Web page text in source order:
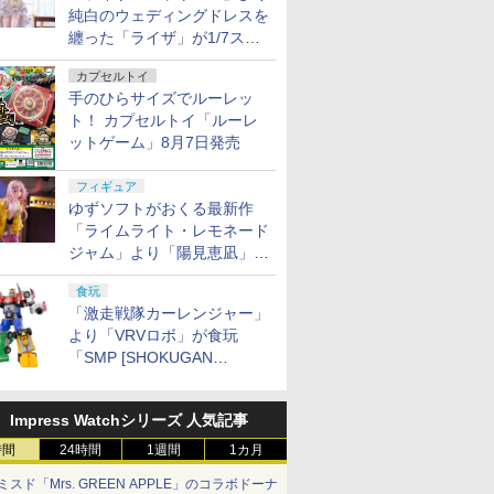
純白のウェディングドレスを
纏った「ライザ」が1/7スケ
ールフィギュアで登場！
カプセルトイ
手のひらサイズでルーレッ
ト！ カプセルトイ「ルーレ
ットゲーム」8月7日発売
フィギュア
ゆずソフトがおくる最新作
「ライムライト・レモネード
ジャム」より「陽見恵凪」が
1/3.5スケールフィギュアで
登場！
食玩
「激走戦隊カーレンジャー」
より「VRVロボ」が食玩
「SMP [SHOKUGAN
登場！
Impress Watchシリーズ 人気記事
24時間 1週間 1カ月
スド「Mrs. GREEN APPLE」のコラボドーナ